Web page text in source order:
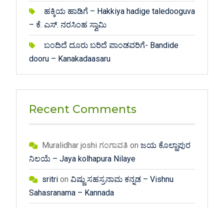
ಹಕ್ಕಿಯ ಹಾಡಿಗೆ – Hakkiya hadige taledooguva
– ಕೆ. ಎಸ್. ನರಸಿಂಹ ಸ್ವಾಮಿ
ಬಂದಿದೆ ದೂರು ಬರಿದೆ ಪಾಂಡವರಿಗೆ- Bandide
dooru – Kanakadaasaru
Recent Comments
Muralidhar joshi ಗಂಗಾವತಿ on ಜಯ ಕೊಲ್ಹಾಪುರ
ನಿಲಯೆ – Jaya kolhapura Nilaye
sritrion ವಿಷ್ಣು ಸಹಸ್ರನಾಮ ಕನ್ನಡ – Vishnu
Sahasranama – Kannada